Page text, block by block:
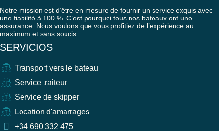
Notre mission est d’être en mesure de fournir un service exquis avec
une fiabilité à 100 %. C’est pourquoi tous nos bateaux ont une
assurance. Nous voulons que vous profitiez de l’expérience au
maximum et sans soucis.
SERVICIOS
Transport vers le bateau
Service traiteur
Service de skipper
Location d'amarrages
+34 690 332 475